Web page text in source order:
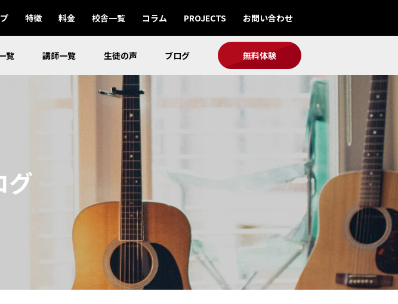
特徴 料金 校舎一覧 コラム PROJECTS お問い合わせ
覧 講師一覧 生徒の声 ブログ 無料体験
グ